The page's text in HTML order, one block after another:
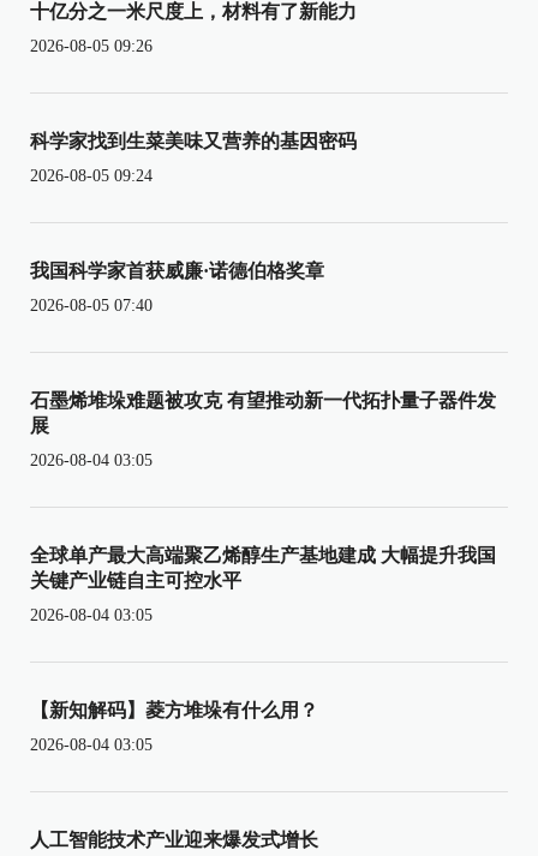
十亿分之一米尺度上，材料有了新能力
2026-08-05 09:26
科学家找到生菜美味又营养的基因密码
2026-08-05 09:24
我国科学家首获威廉·诺德伯格奖章
2026-08-05 07:40
石墨烯堆垛难题被攻克 有望推动新一代拓扑量子器件发
展
2026-08-04 03:05
全球单产最大高端聚乙烯醇生产基地建成 大幅提升我国
关键产业链自主可控水平
2026-08-04 03:05
【新知解码】菱方堆垛有什么用？
2026-08-04 03:05
人工智能技术产业迎来爆发式增长